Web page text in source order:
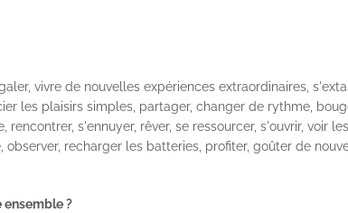
vivre de nouvelles expériences extraordinaires,
les plaisirs simples, partager, changer de rythme,
rencontrer, s'ennuyer, rêver, se ressourcer, s'ouvrir, voir
recharger les batteries, profiter, goûter de
ensemble ?